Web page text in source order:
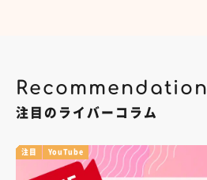
Recommendation
注目のライバーコラム
注目 YouTube